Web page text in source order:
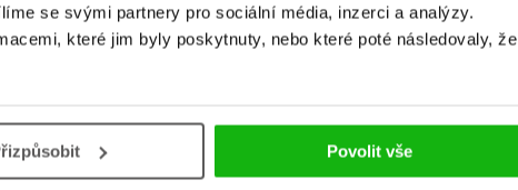
se svými partnery pro sociální média, inzerci a analýzy.
které jim byly poskytnuty, nebo které poté následovaly, že
Povolit vše
VÁS TAKÉ ZAJÍMAT